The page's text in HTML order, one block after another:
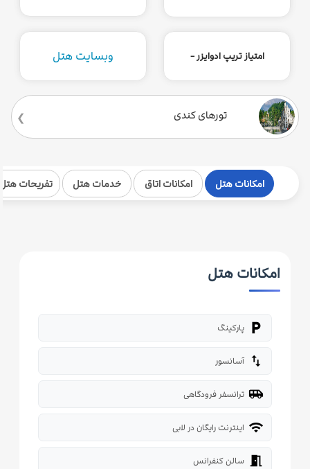
امتیاز تریپ ادوایزر - وبسایت هتل
تورهای کندی
امکانات هتل امکانات اتاق خدمات هتل تفریحات
امکانات هتل
local_parking پارکینگ
import_export آسانسور
airport_shuttle ترانسفر فرودگاهی
wifi اینترنت رایگان در لابی
meeting_room سالن کنفرانس